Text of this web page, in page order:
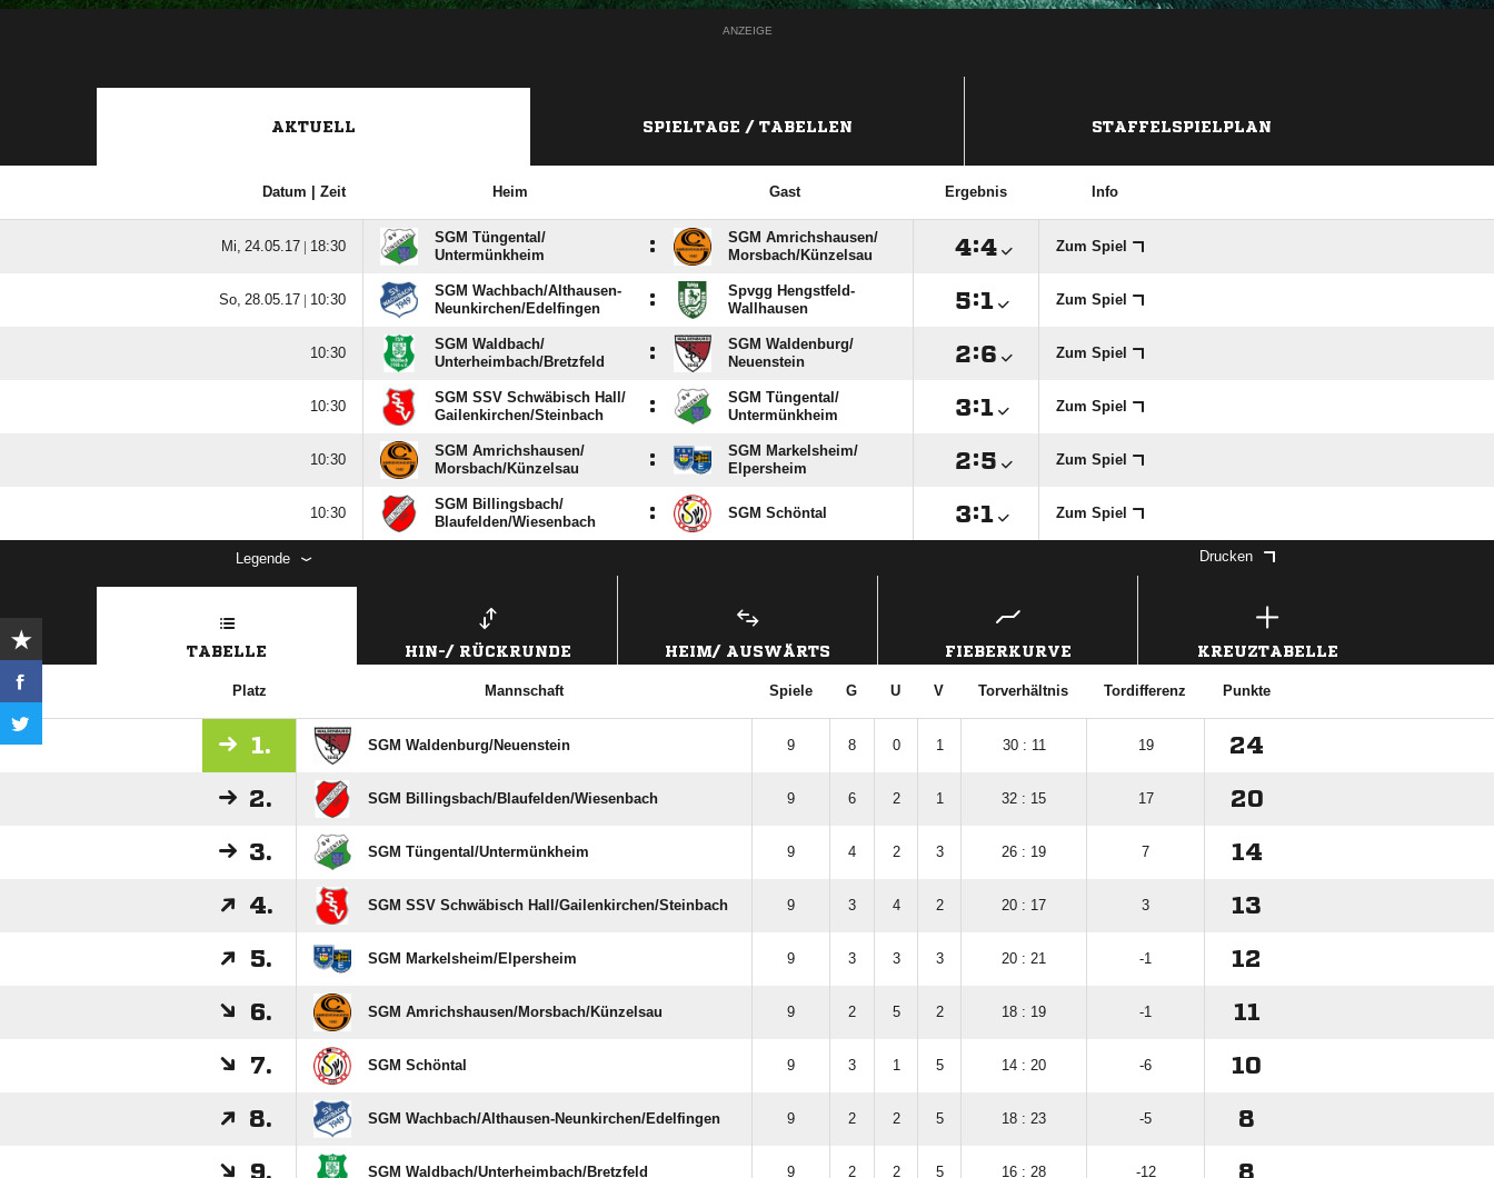
ANZEIGE
AKTUELL SPIELTAGE / TABELLEN STAFFELSPIELPLAN
Datum | Zeit Heim Gast Ergebnis Info
  | 
SGM Tüngental/​
Untermünkheim
:
SGM Amrichshausen/​
Morsbach/​Künzelsau
: Zum Spiel
  | 
SGM Wachbach/​Althausen-
Neunkirchen/​Edelfingen
:
Spvgg Hengstfeld-
Wallhausen
: Zum Spiel

SGM Waldbach/​
Unterheimbach/​Bretzfeld
:
SGM Waldenburg/​
Neuenstein
: Zum Spiel

SGM SSV Schwäbisch Hall/​
Gailenkirchen/​Steinbach
:
SGM Tüngental/​
Untermünkheim
: Zum Spiel

SGM Amrichshausen/​
Morsbach/​Künzelsau
:
SGM Markelsheim/​
Elpersheim
: Zum Spiel

SGM Billingsbach/​
Blaufelden/​Wiesenbach
: SGM Schöntal : Zum Spiel
Legende Drucken
TABELLE HIN-/ RÜCKRUNDE HEIM/ AUSWÄRTS FIEBERKURVE KREUZTABELLE
Platz Mannschaft Spiele G U V Torverhältnis Tordifferenz Punkte
1. SGM Waldenburg/​Neuenstein 9 8 0 1 30 : 11 19 24
2. SGM Billingsbach/​Blaufelden/​Wiesenbach 9 6 2 1 32 : 15 17 20
3. SGM Tüngental/​Untermünkheim 9 4 2 3 26 : 19 7 14
4. SGM SSV Schwäbisch Hall/​Gailenkirchen/​Steinbach 9 3 4 2 20 : 17 3 13
5. SGM Markelsheim/​Elpersheim 9 3 3 3 20 : 21 -1 12
6. SGM Amrichshausen/​Morsbach/​Künzelsau 9 2 5 2 18 : 19 -1 11
7. SGM Schöntal 9 3 1 5 14 : 20 -6 10
8. SGM Wachbach/​Althausen-Neunkirchen/​Edelfingen 9 2 2 5 18 : 23 -5 8
9. SGM Waldbach/​Unterheimbach/​Bretzfeld 9 2 2 5 16 : 28 -12 8